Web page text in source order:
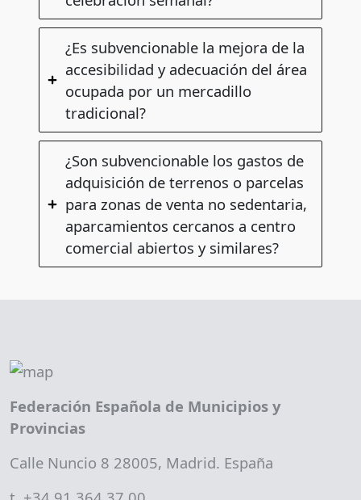
¿Es subvencionable la mejora de la
accesibilidad y adecuación del área
ocupada por un mercadillo
tradicional?
¿Son subvencionable los gastos de
adquisición de terrenos o parcelas
para zonas de venta no sedentaria,
aparcamientos cercanos a centro
comercial abiertos y similares?
Federación Española de Municipios y
Provincias
Calle Nuncio 8 28005, Madrid. España